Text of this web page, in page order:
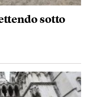
sotto